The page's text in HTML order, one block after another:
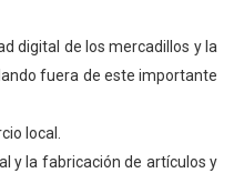
digital de los mercadillos y la
fuera de este importante
local.
y la fabricación de artículos y